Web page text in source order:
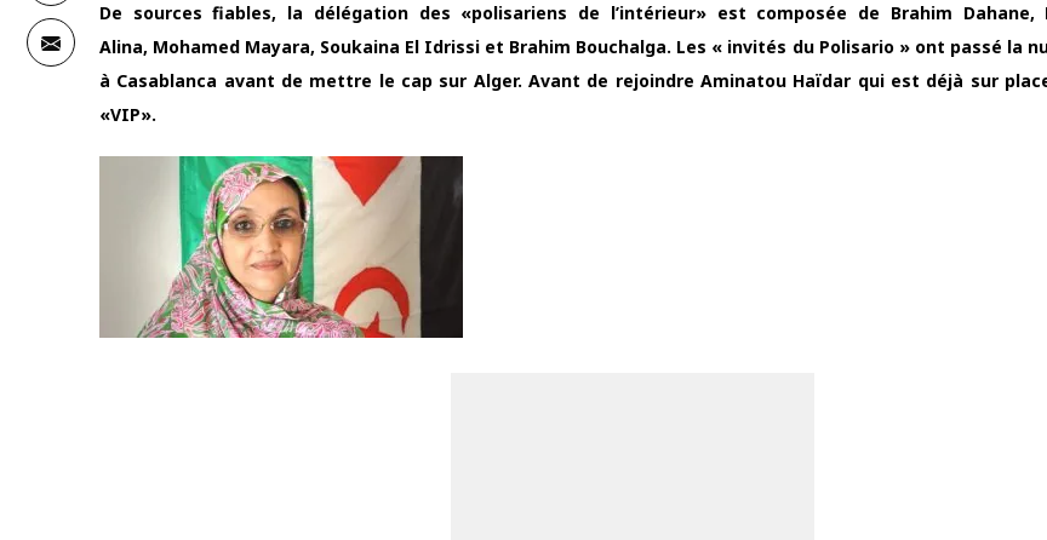
De sources fiables, la délégation des «polisariens de l’intérieur» est composée de Brahim Dahane,
Alina, Mohamed Mayara, Soukaina El Idrissi et Brahim Bouchalga. Les « invités du Polisario » ont passé la
à Casablanca avant de mettre le cap sur Alger. Avant de rejoindre Aminatou Haïdar qui est déjà sur
«VIP».